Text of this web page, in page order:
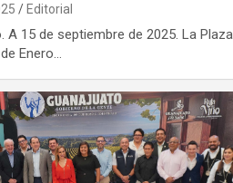
Editorial
A 15 de septiembre de 2025. La Plaza
Enero…